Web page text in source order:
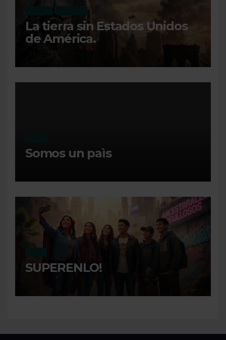
La tierra sin Estados Unidos
de América.
Somos un paìs
SUPERENLO!